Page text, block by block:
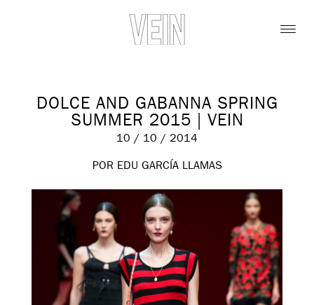
DOLCE AND GABANNA SPRING
SUMMER 2015 | VEIN
10 / 10 / 2014
POR EDU GARCÍA LLAMAS